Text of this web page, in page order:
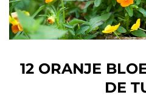
12 ORANJE
DE